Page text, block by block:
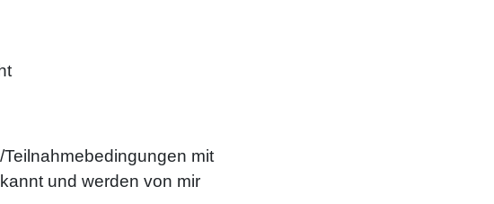
/Teilnahmebedingungen mit
und werden von mir